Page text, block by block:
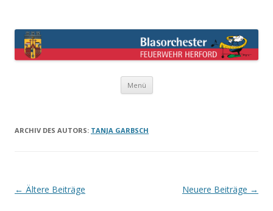
überraschend anders !
Menü Springe
Inhalt
ARCHIV DES AUTORS: TANJA GARBSCH
Beitrags-
← Ältere Beiträge Neuere Beiträge →